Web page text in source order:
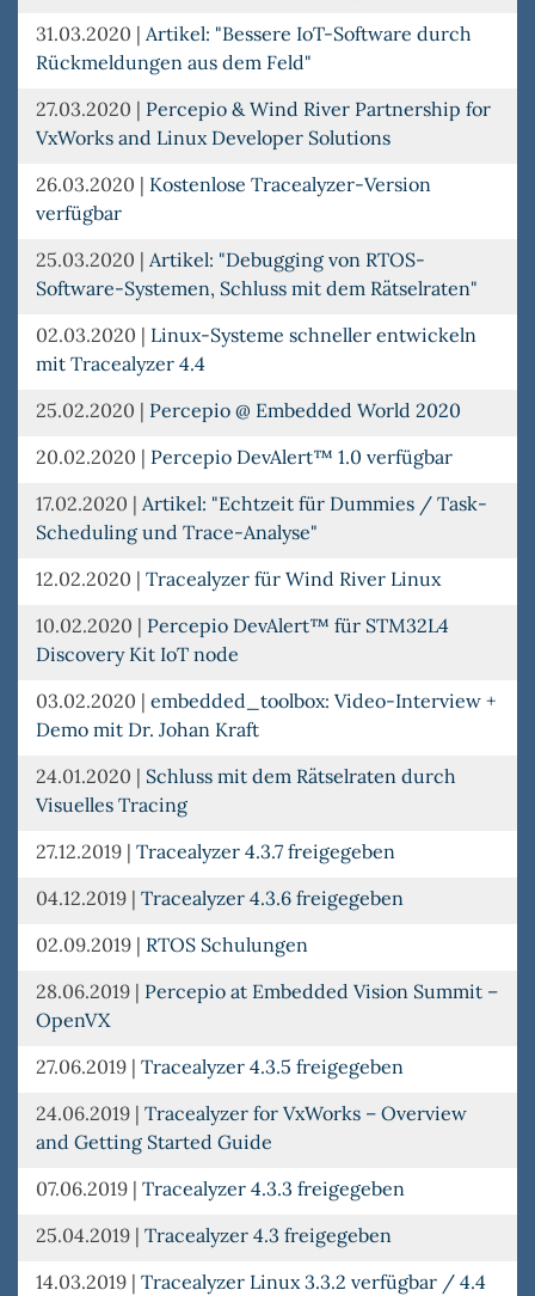
31.03.2020 | Artikel: "Bessere IoT-Software durch
Rückmeldungen aus dem Feld"
27.03.2020 | Percepio & Wind River Partnership for
VxWorks and Linux Developer Solutions
26.03.2020 | Kostenlose Tracealyzer-Version
verfügbar
25.03.2020 | Artikel: "Debugging von RTOS-
Software-Systemen, Schluss mit dem Rätselraten"
02.03.2020 | Linux-Systeme schneller entwickeln
mit Tracealyzer 4.4
25.02.2020 | Percepio @ Embedded World 2020
20.02.2020 | Percepio DevAlert™ 1.0 verfügbar
17.02.2020 | Artikel: "Echtzeit für Dummies / Task-
Scheduling und Trace-Analyse"
12.02.2020 | Tracealyzer für Wind River Linux
10.02.2020 | Percepio DevAlert™ für STM32L4
Discovery Kit IoT node
03.02.2020 | embedded_toolbox: Video-Interview +
Demo mit Dr. Johan Kraft
24.01.2020 | Schluss mit dem Rätselraten durch
Visuelles Tracing
27.12.2019 | Tracealyzer 4.3.7 freigegeben
04.12.2019 | Tracealyzer 4.3.6 freigegeben
02.09.2019 | RTOS Schulungen
28.06.2019 | Percepio at Embedded Vision Summit –
OpenVX
27.06.2019 | Tracealyzer 4.3.5 freigegeben
24.06.2019 | Tracealyzer for VxWorks – Overview
and Getting Started Guide
07.06.2019 | Tracealyzer 4.3.3 freigegeben
25.04.2019 | Tracealyzer 4.3 freigegeben
14.03.2019 | Tracealyzer Linux 3.3.2 verfügbar / 4.4